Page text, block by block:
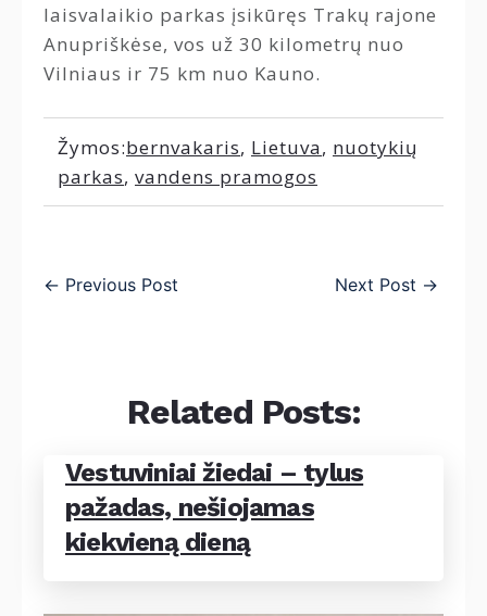
laisvalaikio parkas įsikūręs Trakų rajone
Anupriškėse, vos už 30 kilometrų nuo
Vilniaus ir 75 km nuo Kauno.
Žymos:bernvakaris, Lietuva, nuotykių
parkas, vandens pramogos
← Previous Post Next Post →
Related Posts:
Vestuviniai žiedai – tylus
pažadas, nešiojamas
kiekvieną dieną